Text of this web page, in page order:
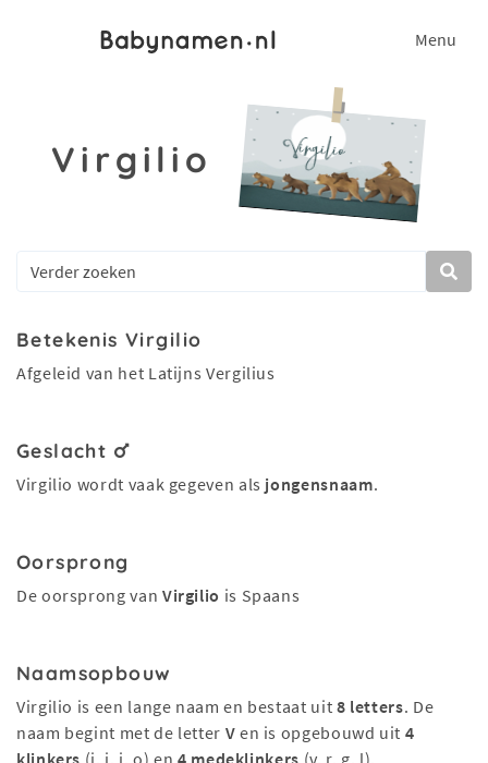
Menu
Virgilio
Betekenis Virgilio
Afgeleid van het Latijns Vergilius
Geslacht
Virgilio wordt vaak gegeven als jongensnaam.
Oorsprong
De oorsprong van Virgilio is Spaans
Naamsopbouw
Virgilio is een lange naam en bestaat uit 8 letters. De
naam begint met de letter V en is opgebouwd uit 4
klinkers (i, i, i, o) en4 medeklinkers (v, r, g, l).